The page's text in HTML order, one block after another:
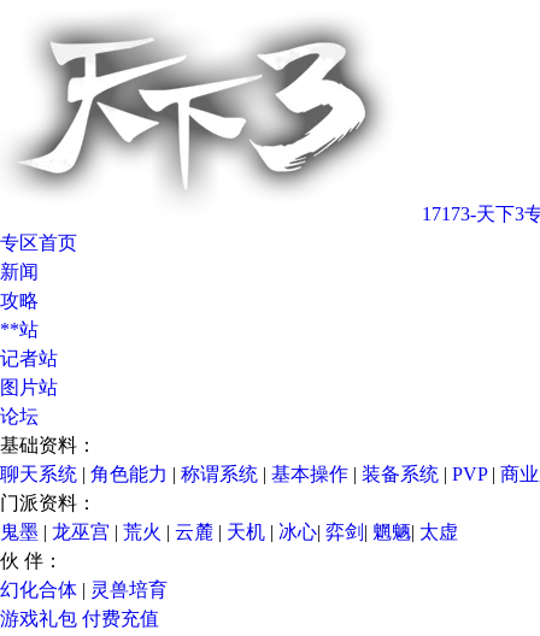
17173-天下3
专区首页
新闻
攻略
**站
记者站
图片站
论坛
基础资料：
聊天系统 | 角色能力 | 称谓系统 | 基本操作 | 装备系统 | PVP | 商
门派资料：
鬼墨 | 龙巫宫 | 荒火 | 云麓 | 天机 | 冰心| 弈剑 | 魍魉| 太虚
伙 伴：
幻化合体 | 灵兽培育
游戏礼包 付费充值